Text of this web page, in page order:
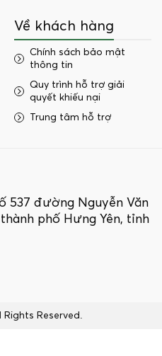
Về khách hàng
Chính sách bảo mật
thông tin
Quy trình hỗ trợ giải
quyết khiếu nại
Trung tâm hỗ trợ
537 đường Nguyễn Văn
phố Hưng Yên, tỉnh
Rights Reserved.